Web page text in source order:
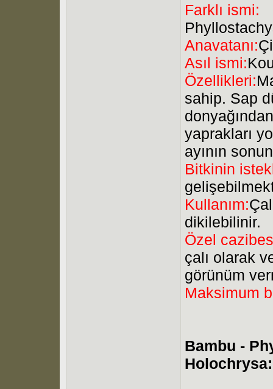
Farklı ismi:
Anavatanı:
Asıl ismi:
Özellikleri:
sahip. Sap
yaprakları
ayının
Bitkinin
Kullanım:
dikilebilinir.
Özel
çalı olarak
görünüm
Maksimum
Bambu -
Holochrysa: